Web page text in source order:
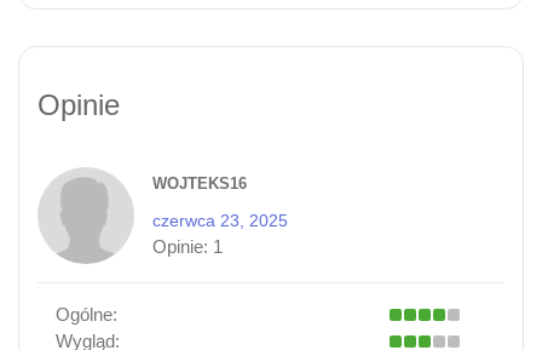
Opinie
WOJTEKS16
czerwca 23, 2025
Opinie: 1
Ogólne:
Wygląd: